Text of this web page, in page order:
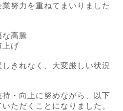
努力を重ねてまいりました
な高騰
上げ
きれなく、大変厳しい状況
・向上に努めながら、以下
ただくことになりました。